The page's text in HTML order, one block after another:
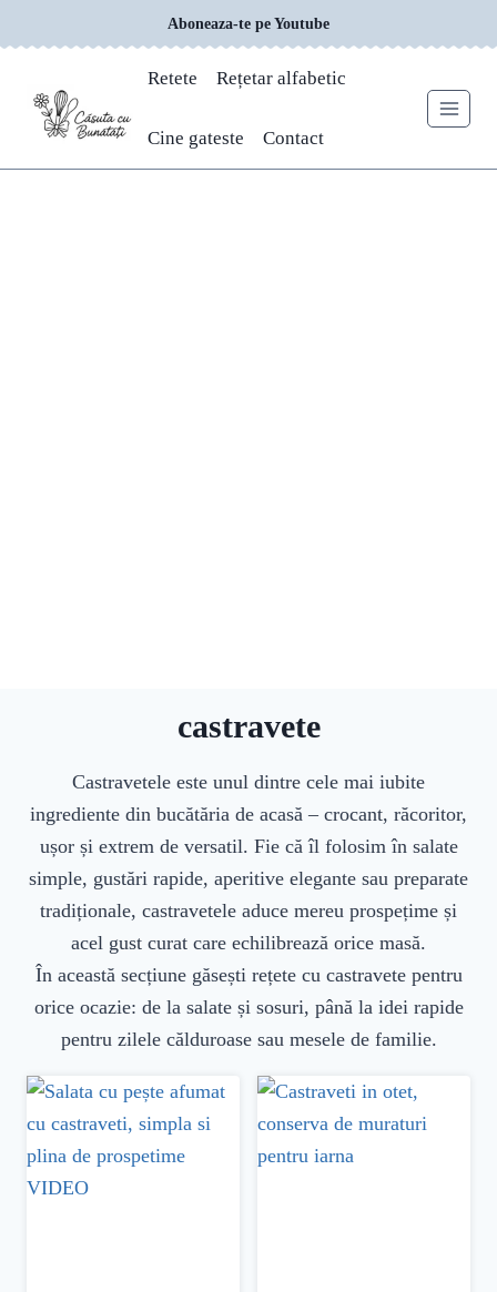
to
Aboneaza-te pe Youtube
Retete Rețetar alfabetic
Cine gateste Contact
castravete
Castravetele este unul dintre cele mai iubite
ingrediente din bucătăria de acasă – crocant, răcoritor,
ușor și extrem de versatil. Fie că îl folosim în salate
simple, gustări rapide, aperitive elegante sau preparate
tradiționale, castravetele aduce mereu prospețime și
acel gust curat care echilibrează orice masă.
În această secțiune găsești rețete cu castravete pentru
orice ocazie: de la salate și sosuri, până la idei rapide
pentru zilele călduroase sau mesele de familie.